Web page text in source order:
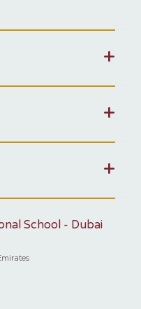
School - Dubai